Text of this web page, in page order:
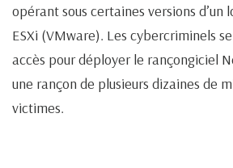
opérant sous certaines versions d’un
ESXi (VMware). Les cybercriminels
accès pour déployer le rançongiciel
une rançon de plusieurs dizaines de
victimes.